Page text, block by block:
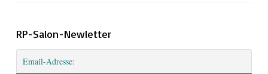
RP-Salon-Newletter